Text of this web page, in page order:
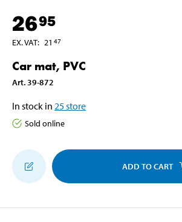
2695
EX. VAT: 21 47
Car mat, PVC
Art. 39-872
In stock in 25store
Sold online
ADD TO CART